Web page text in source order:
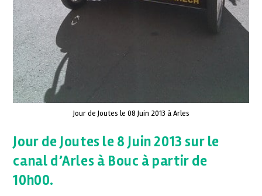
Jour de Joutes le 08 Juin 2013 à Arles
Jour de Joutes le 8 Juin 2013 sur le
canal d’Arles à Bouc à partir de
10h00.